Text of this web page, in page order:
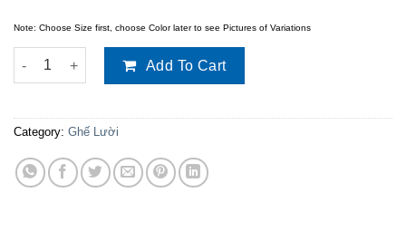
Note: Choose Size first, choose Color later to see Pictures of Variations
Ghế lười hạt xốp hình trứng quantity
Add To Cart
Category: Ghế Lười